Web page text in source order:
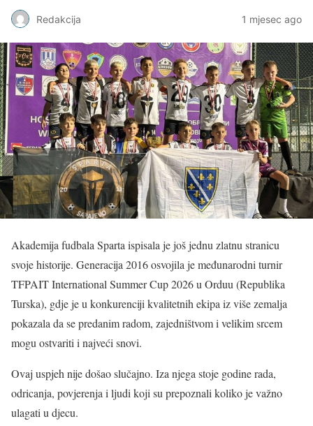
Redakcija 1 mjesec ago
Akademija fudbala Sparta ispisala je još jednu zlatnu stranicu
svoje historije. Generacija 2016 osvojila je međunarodni turnir
TFPAIT International Summer Cup 2026 u Orduu (Republika
Turska), gdje je u konkurenciji kvalitetnih ekipa iz više zemalja
pokazala da se predanim radom, zajedništvom i velikim srcem
mogu ostvariti i najveći snovi.
Ovaj uspjeh nije došao slučajno. Iza njega stoje godine rada,
odricanja, povjerenja i ljudi koji su prepoznali koliko je važno
ulagati u djecu.